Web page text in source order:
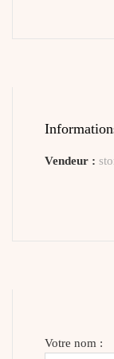
Vendeur :
Votre nom :